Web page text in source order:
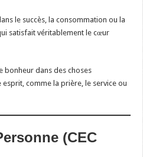
le succès, la consommation ou la
satisfait véritablement le cœur
bonheur dans des choses
comme la prière, le service ou
(CEC